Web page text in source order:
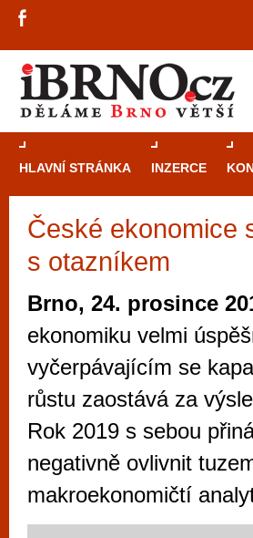
HLAVNÍ STRÁNKA INZERCE
České ekonomice
s otazníkem
Brno, 24. prosince
ekonomiku velmi
vyčerpávajícím se
růstu zaostává za
Rok 2019 s sebou
negativně ovlivnit
makroekonomičtí
Mimo jiné je ale také
vyzkoušet různé
metropoli naleznete
po moderní automaty
příležitostné hráče. V...